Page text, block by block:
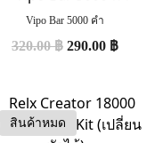
Vipo Bar 5000 คำ
320.00฿ 290.00 ฿
สินค้าหมด